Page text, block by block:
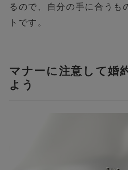
るので、自分の手に合うも
トです。
マナーに注意して婚
よう